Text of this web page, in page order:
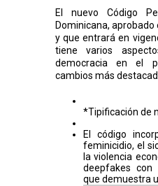
El nuevo Código
Dominicana, aprobado
y que entrará en
tiene varios
democracia en el
cambios más
*Tipificación de
El código
feminicidio, el
la violencia
deepfakes con
que demuestra